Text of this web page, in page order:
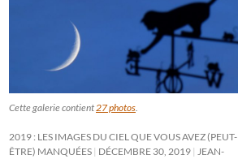
Cette galerie contient27 photos.
2019 : LES IMAGES DU CIEL QUE VOUS AVEZ (PEUT-
ÊTRE) MANQUÉES DÉCEMBRE 30, 2019 JEAN-